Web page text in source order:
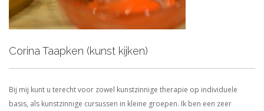
Corina Taapken (kunst kijken)
Bij mij kunt u terecht voor zowel kunstzinnige therapie op individuele
basis, als kunstzinnige cursussen in kleine groepen. Ik ben een zeer